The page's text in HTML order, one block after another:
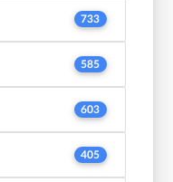
733
585
603
405